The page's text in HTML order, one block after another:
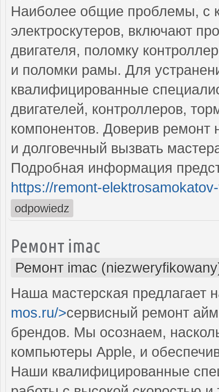
Наиболее общие проблемы, с
электроскутеров, включают
двигателя, поломку
и поломки рамы. Для
квалифицированные
двигателей, контроллеров,
компонентов. Доверив
и долговечный вызвать
Подробная информация
https://remont-
odpowiedz
Ремонт imac
Ремонт imac
Наша мастерская предлагает
mos.ru/>сервисный ремонт
брендов. Мы осознаем,
компьютеры Apple, и
Наши квалифицированные